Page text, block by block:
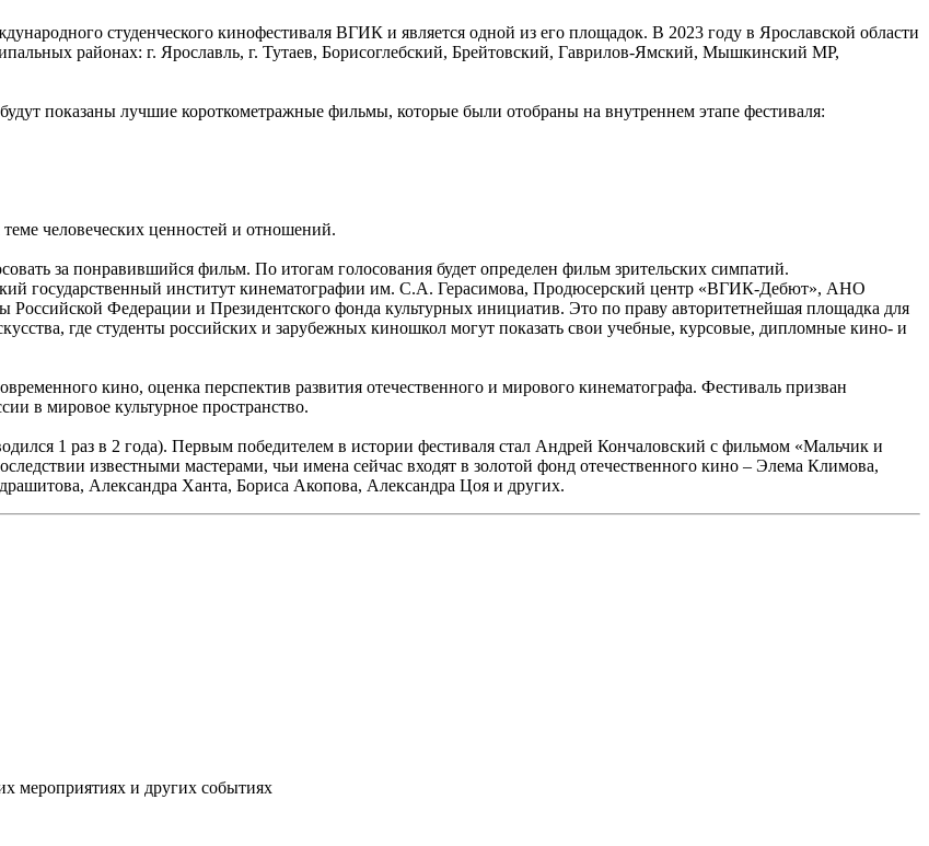
студенческого кинофестиваля ВГИК и является одной из его площадок. В 2023 году в Ярославской области
районах: г. Ярославль, г. Тутаев, Борисоглебский, Брейтовский, Гаврилов-Ямский, Мышкинский МР,
показаны лучшие короткометражные фильмы, которые были отобраны на внутреннем этапе фестиваля:
человеческих ценностей и отношений.
за понравившийся фильм. По итогам голосования будет определен фильм зрительских симпатий.
государственный институт кинематографии им. С.А. Герасимова, Продюсерский центр «ВГИК-Дебют», АНО
Федерации и Президентского фонда культурных инициатив. Это по праву авторитетнейшая площадка для
где студенты российских и зарубежных киношкол могут показать свои учебные, курсовые, дипломные кино- и
кино, оценка перспектив развития отечественного и мирового кинематографа. Фестиваль призван
в мировое культурное пространство.
1 раз в 2 года). Первым победителем в истории фестиваля стал Андрей Кончаловский с фильмом «Мальчик и
известными мастерами, чьи имена сейчас входят в золотой фонд отечественного кино – Элема Климова,
Александра Ханта, Бориса Акопова, Александра Цоя и других.
мероприятиях и других событиях